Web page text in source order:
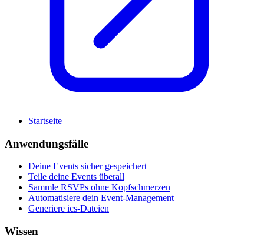
Startseite
Anwendungsfälle
Deine Events sicher gespeichert
Teile deine Events überall
Sammle RSVPs ohne Kopfschmerzen
Automatisiere dein Event-Management
Generiere ics-Dateien
Wissen